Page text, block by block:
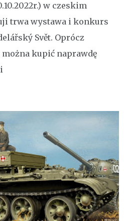
w czeskim
trwa wystawa i konkurs
Svět. Oprócz
kupić naprawdę